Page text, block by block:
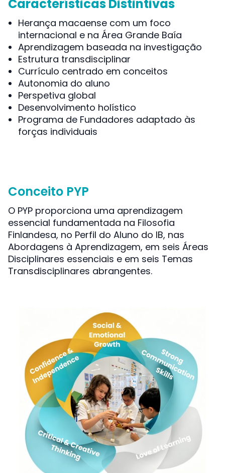
Características Distintivas
Herança macaense com um foco
internacional e na Área Grande Baía
Aprendizagem baseada na investigação
Estrutura transdisciplinar
Currículo centrado em conceitos
Autonomia do aluno
Perspetiva global
Desenvolvimento holístico
Programa de Fundadores adaptado às
forças individuais
Conceito PYP
O PYP proporciona uma aprendizagem
essencial fundamentada na Filosofia
Finlandesa, no Perfil do Aluno do IB, nas
Abordagens à Aprendizagem, em seis Áreas
Disciplinares essenciais e em seis Temas
Transdisciplinares abrangentes.